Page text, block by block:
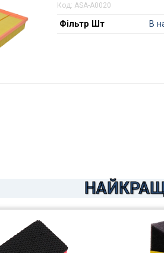
Код: ASA-A0020
Фільтр Шт В